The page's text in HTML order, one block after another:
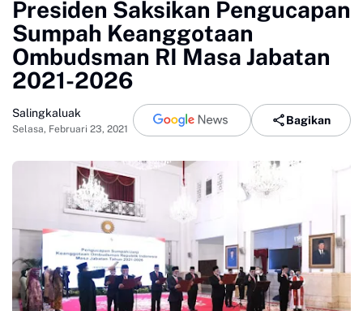
Presiden Saksikan Pengucapan
Sumpah Keanggotaan
Ombudsman RI Masa Jabatan
2021-2026
Salingkaluak
Selasa, Februari 23, 2021
Bagikan